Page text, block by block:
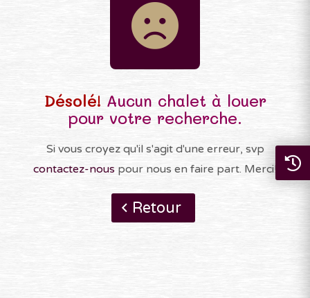
Désolé! Aucun chalet à louer
pour votre recherche.
Si vous croyez qu'il s'agit d'une erreur, svp
contactez-nous pour nous en faire part. Merci!
Retour